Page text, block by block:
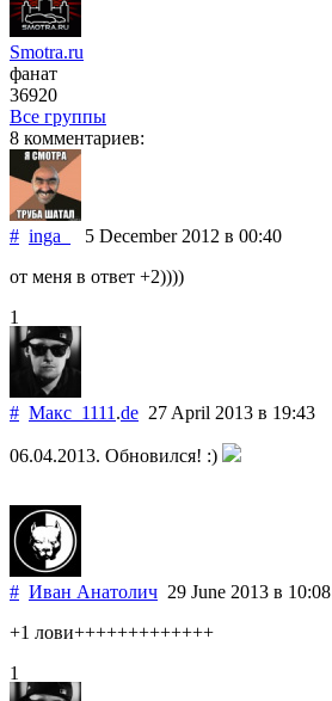
Smotra.ru
фанат
36920
Все группы
8 комментариев:
# inga_ 5 December 2012 в 00:40
от меня в ответ +2))))
1
# Макс_1111.de 27 April 2013 в 19:43
06.04.2013. Обновился! :)
# Иван Анатолич 29 June 2013 в 10:08
+1 лови+++++++++++++
1